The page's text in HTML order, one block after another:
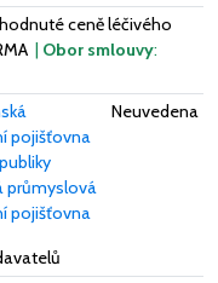
ceně léčivého
| Obor smlouvy:
pojišťovna
průmyslová
pojišťovna
Neuvedena